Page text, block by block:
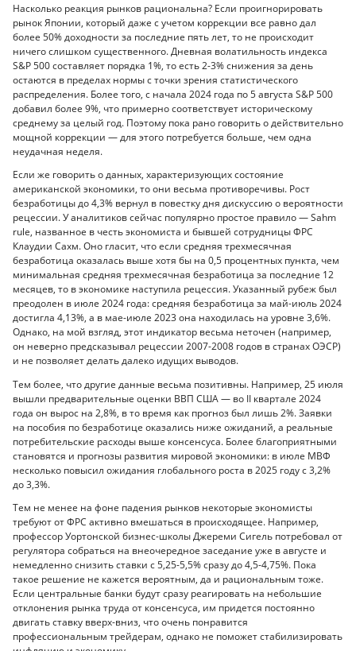
Насколько реакция рынков рациональна? Если проигнорировать
рынок Японии, который даже с учетом коррекции все равно дал
более 50% доходности за последние пять лет, то не происходит
ничего слишком существенного. Дневная волатильность индекса
S&P 500 составляет порядка 1%, то есть 2-3% снижения за день
остаются в пределах нормы с точки зрения статистического
распределения. Более того, с начала 2024 года по 5 августа S&P 500
добавил более 9%, что примерно соответствует историческому
среднему за целый год. Поэтому пока рано говорить о действительно
мощной коррекции — для этого потребуется больше, чем одна
неудачная неделя.
Если же говорить о данных, характеризующих состояние
американской экономики, то они весьма противоречивы. Рост
безработицы до 4,3% вернул в повестку дня дискуссию о вероятности
рецессии. У аналитиков сейчас популярно простое правило — Sahm
rule, названное в честь экономиста и бывшей сотрудницы ФРС
Клаудии Сахм. Оно гласит, что если средняя трехмесячная
безработица оказалась выше хотя бы на 0,5 процентных пункта, чем
минимальная средняя трехмесячная безработица за последние 12
месяцев, то в экономике наступила рецессия. Указанный рубеж был
преодолен в июле 2024 года: средняя безработица за май-июль 2024
достигла 4,13%, а в мае-июле 2023 она находилась на уровне 3,6%.
Однако, на мой взгляд, этот индикатор весьма неточен (например,
он неверно предсказывал рецессии 2007-2008 годов в странах ОЭСР)
и не позволяет делать далеко идущих выводов.
Тем более, что другие данные весьма позитивны. Например, 25 июля
вышли предварительные оценки ВВП США — во II квартале 2024
года он вырос на 2,8%, в то время как прогноз был лишь 2%. Заявки
на пособия по безработице оказались ниже ожиданий, а реальные
потребительские расходы выше консенсуса. Более благоприятными
становятся и прогнозы развития мировой экономики: в июле МВФ
несколько повысил ожидания глобального роста в 2025 году с 3,2%
до 3,3%.
Тем не менее на фоне падения рынков некоторые экономисты
требуют от ФРС активно вмешаться в происходящее. Например,
профессор Уортонской бизнес-школы Джереми Сигель потребовал от
регулятора собраться на внеочередное заседание уже в августе и
немедленно снизить ставки с 5,25-5,5% сразу до 4,5-4,75%. Пока
такое решение не кажется вероятным, да и рациональным тоже.
Если центральные банки будут сразу реагировать на небольшие
отклонения рынка труда от консенсуса, им придется постоянно
двигать ставку вверх-вниз, что очень понравится
профессиональным трейдерам, однако не поможет стабилизировать